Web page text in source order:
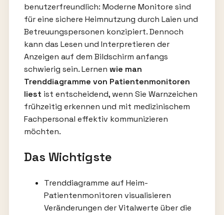
benutzerfreundlich: Moderne Monitore sind
für eine sichere Heimnutzung durch Laien und
Betreuungspersonen konzipiert. Dennoch
kann das Lesen und Interpretieren der
Anzeigen auf dem Bildschirm anfangs
schwierig sein. Lernen wie man
Trenddiagramme von Patientenmonitoren
liest ist entscheidend, wenn Sie Warnzeichen
frühzeitig erkennen und mit medizinischem
Fachpersonal effektiv kommunizieren
möchten.
Das Wichtigste
Trenddiagramme auf Heim-
Patientenmonitoren visualisieren
Veränderungen der Vitalwerte über die